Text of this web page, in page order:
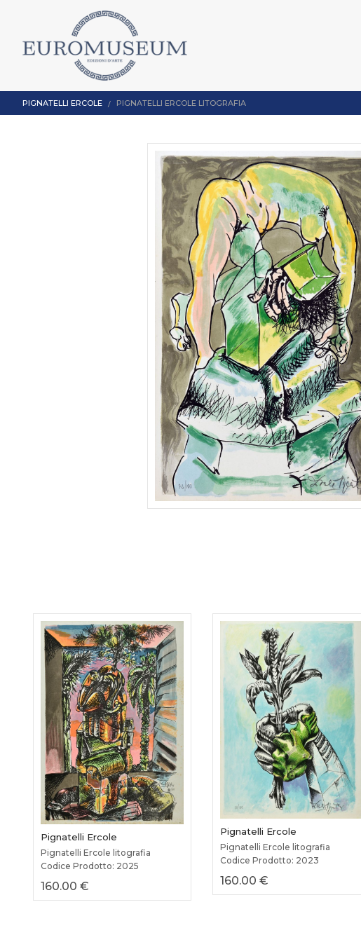
PIGNATELLI ERCOLE PIGNATELLI ERCOLE LITOGRAFIA
Pignatelli Ercole
Pignatelli Ercole litografia
Codice Prodotto: 2025
160.00 €
Pignatelli Ercole
Pignatelli Ercole litografia
Codice Prodotto: 2023
160.00 €